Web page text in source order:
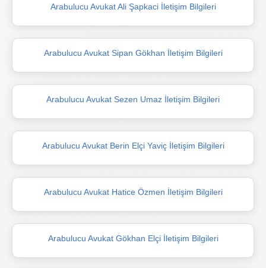
Arabulucu Avukat Ali Şapkaci İletişim Bilgileri
Arabulucu Avukat Sipan Gökhan İletişim Bilgileri
Arabulucu Avukat Sezen Umaz İletişim Bilgileri
Arabulucu Avukat Berin Elçi Yaviç İletişim Bilgileri
Arabulucu Avukat Hatice Özmen İletişim Bilgileri
Arabulucu Avukat Gökhan Elçi İletişim Bilgileri